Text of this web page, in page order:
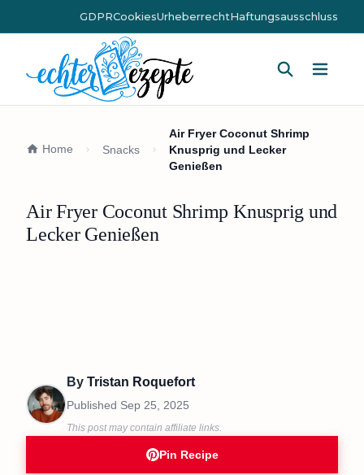
GDPRCookiesUrheberrechtHaftungsausschluss
Home Snacks
Air Fryer Coconut Shrimp
Knusprig und Lecker
Genießen
Air Fryer Coconut Shrimp Knusprig und
Lecker Genießen
By Tristan Roquefort
Published Sep 25, 2025
This post may contain affiliate links.
Pin Recipe